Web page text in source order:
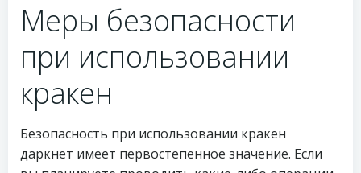
Меры безопасности
при использовании
кракен
Безопасность при использовании кракен
даркнет имеет первостепенное значение. Если